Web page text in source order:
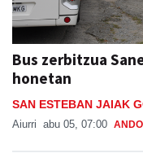
Bus zerbitzua
honetan
SAN ESTEBAN JAIAK
Aiurri abu 05, 07:00